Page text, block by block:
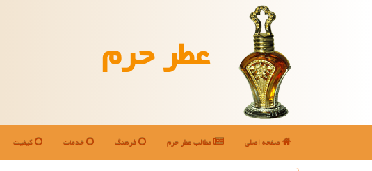
عطر حرم
صفحه اصلی مطالب عطر حرم فرهنگ خدمات کیفیت